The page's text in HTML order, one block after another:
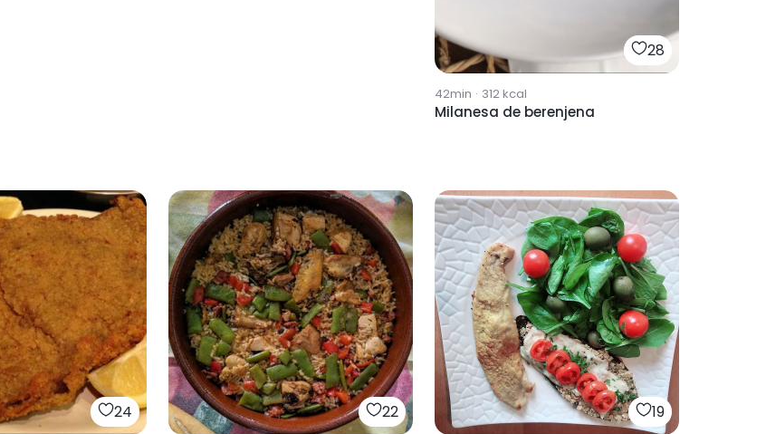
28
42min · 312kcal
Milanesa de berenjena
24 22 19